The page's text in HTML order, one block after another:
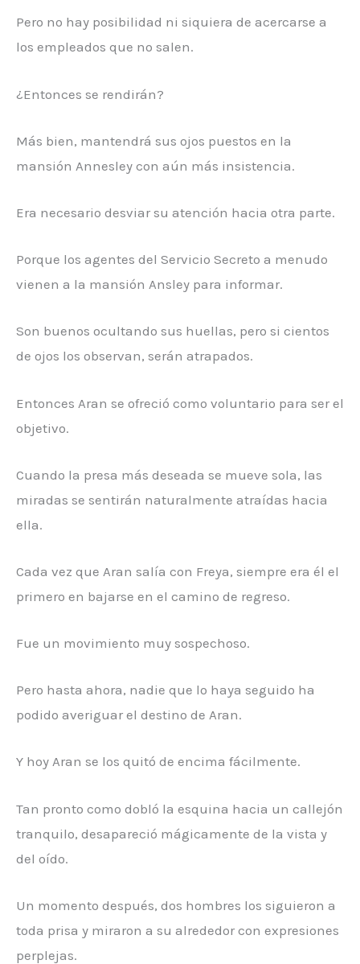
Pero no hay posibilidad ni siquiera de acercarse a
los empleados que no salen.
¿Entonces se rendirán?
Más bien, mantendrá sus ojos puestos en la
mansión Annesley con aún más insistencia.
Era necesario desviar su atención hacia otra parte.
Porque los agentes del Servicio Secreto a menudo
vienen a la mansión Ansley para informar.
Son buenos ocultando sus huellas, pero si cientos
de ojos los observan, serán atrapados.
Entonces Aran se ofreció como voluntario para ser el
objetivo.
Cuando la presa más deseada se mueve sola, las
miradas se sentirán naturalmente atraídas hacia
ella.
Cada vez que Aran salía con Freya, siempre era él el
primero en bajarse en el camino de regreso.
Fue un movimiento muy sospechoso.
Pero hasta ahora, nadie que lo haya seguido ha
podido averiguar el destino de Aran.
Y hoy Aran se los quitó de encima fácilmente.
Tan pronto como dobló la esquina hacia un callejón
tranquilo, desapareció mágicamente de la vista y
del oído.
Un momento después, dos hombres los siguieron a
toda prisa y miraron a su alrededor con expresiones
perplejas.